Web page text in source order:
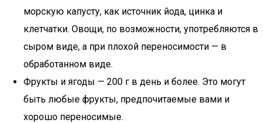
морскую капусту, как источник йода, цинка и
клетчатки. Овощи, по возможности, употребляются в
сыром виде, а при плохой переносимости — в
обработанном виде.
Фрукты и ягоды — 200 г в день и более. Это могут
быть любые фрукты, предпочитаемые вами и
хорошо переносимые.